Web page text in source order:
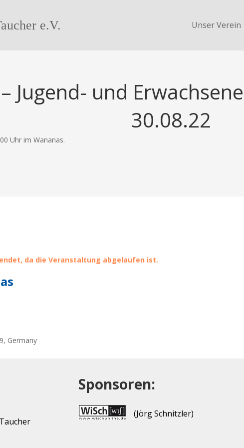
e.V. Unser Verein
Jugend- und
30.08.22
Uhr im Wananas.
da die Veranstaltung abgelaufen ist.
, Germany
Sponsoren:
(Jörg Schnitzler)